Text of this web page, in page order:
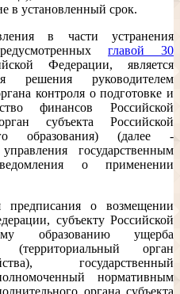
в установленный срок.
в части устранения
главой 30
Федерации, является
решения руководителем
контроля о подготовке и
финансов Российской
субъекта Российской
образования) (далее -
государственным
о применении
предписания о возмещении
субъекту Российской
образованию ущерба
(территориальный орган
государственный
нормативным
органа субъекта